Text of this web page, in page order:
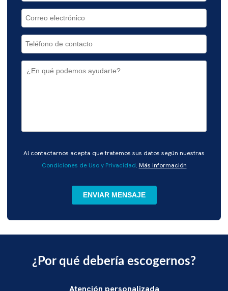
favor,
Al contactarnos acepta que tratemos sus datos según nuestras
Condiciones de Uso y Privacidad. Más información
¿Por qué debería escogernos?
Atención personalizada